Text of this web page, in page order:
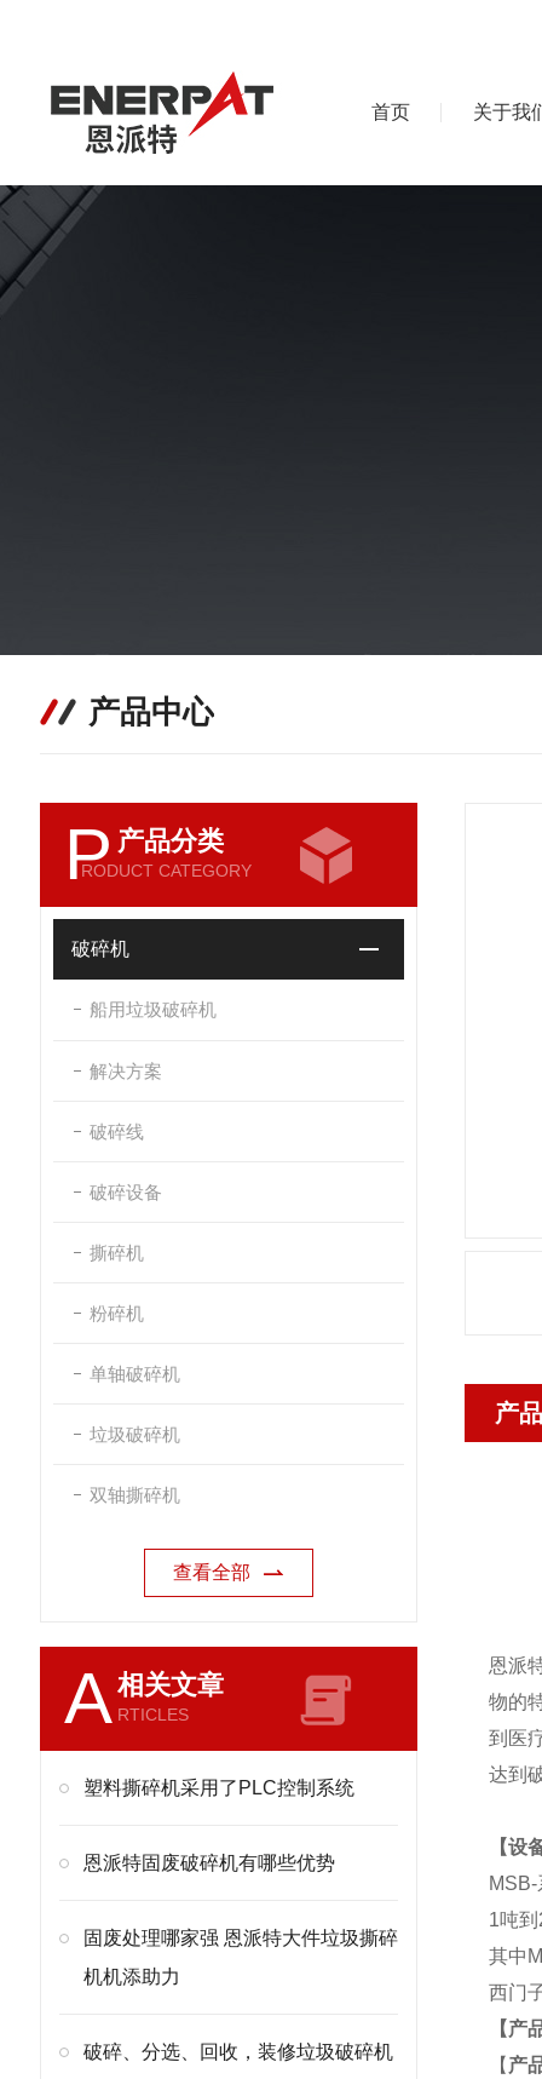
首页 关于我
产品中心
P 产品分类
RODUCT CATEGORY
破碎机
船用垃圾破碎机
解决方案
破碎线
破碎设备
撕碎机
粉碎机
单轴破碎机
垃圾破碎机
双轴撕碎机
查看全部
A相关文章
RTICLES
塑料撕碎机采用了PLC控制系统
恩派特固废破碎机有哪些优势
固废处理哪家强 恩派特大件垃圾撕碎
机机添助力
破碎、分选、回收，装修垃圾破碎机
产
恩派
物的
到医
达到
【设
1吨
其中
西门
【产
【 产